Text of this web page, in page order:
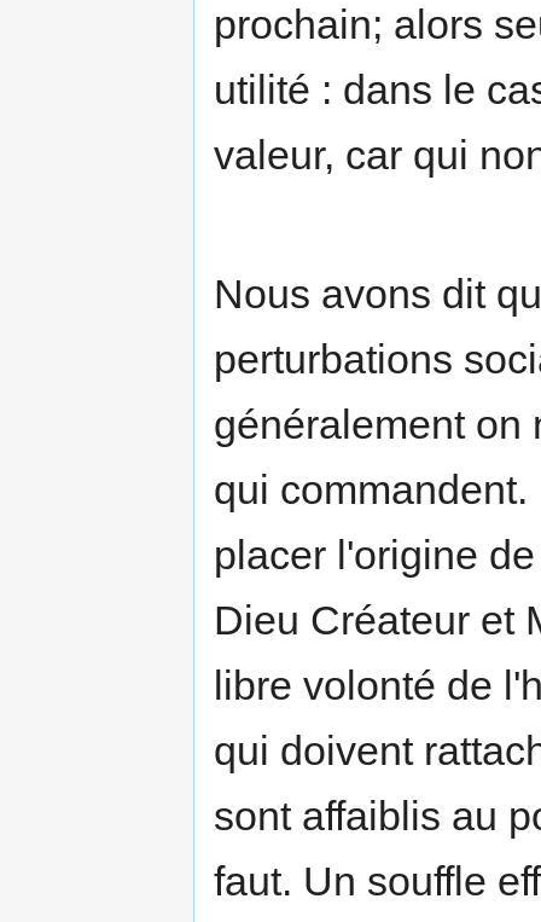
prochain; alors
utilité : dans le
valeur, car qui
Nous avons dit
perturbations
généralement on
qui
placer l'origine
Dieu Créateur et
libre volonté de
qui doivent
sont affaiblis au
faut. Un souffle